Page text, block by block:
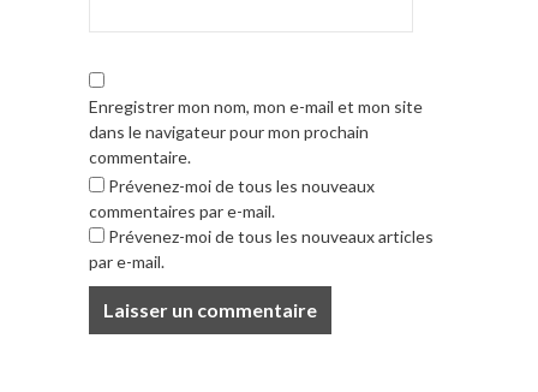
Enregistrer mon nom, mon e-mail et mon site
dans le navigateur pour mon prochain
commentaire.
Prévenez-moi de tous les nouveaux
commentaires par e-mail.
Prévenez-moi de tous les nouveaux articles
par e-mail.